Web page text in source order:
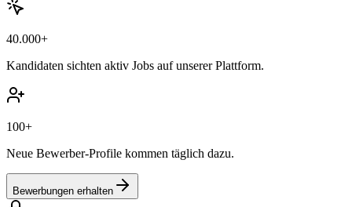
40.000+
Kandidaten sichten aktiv Jobs auf unserer Plattform.
100+
Neue Bewerber-Profile kommen täglich dazu.
Bewerbungen erhalten